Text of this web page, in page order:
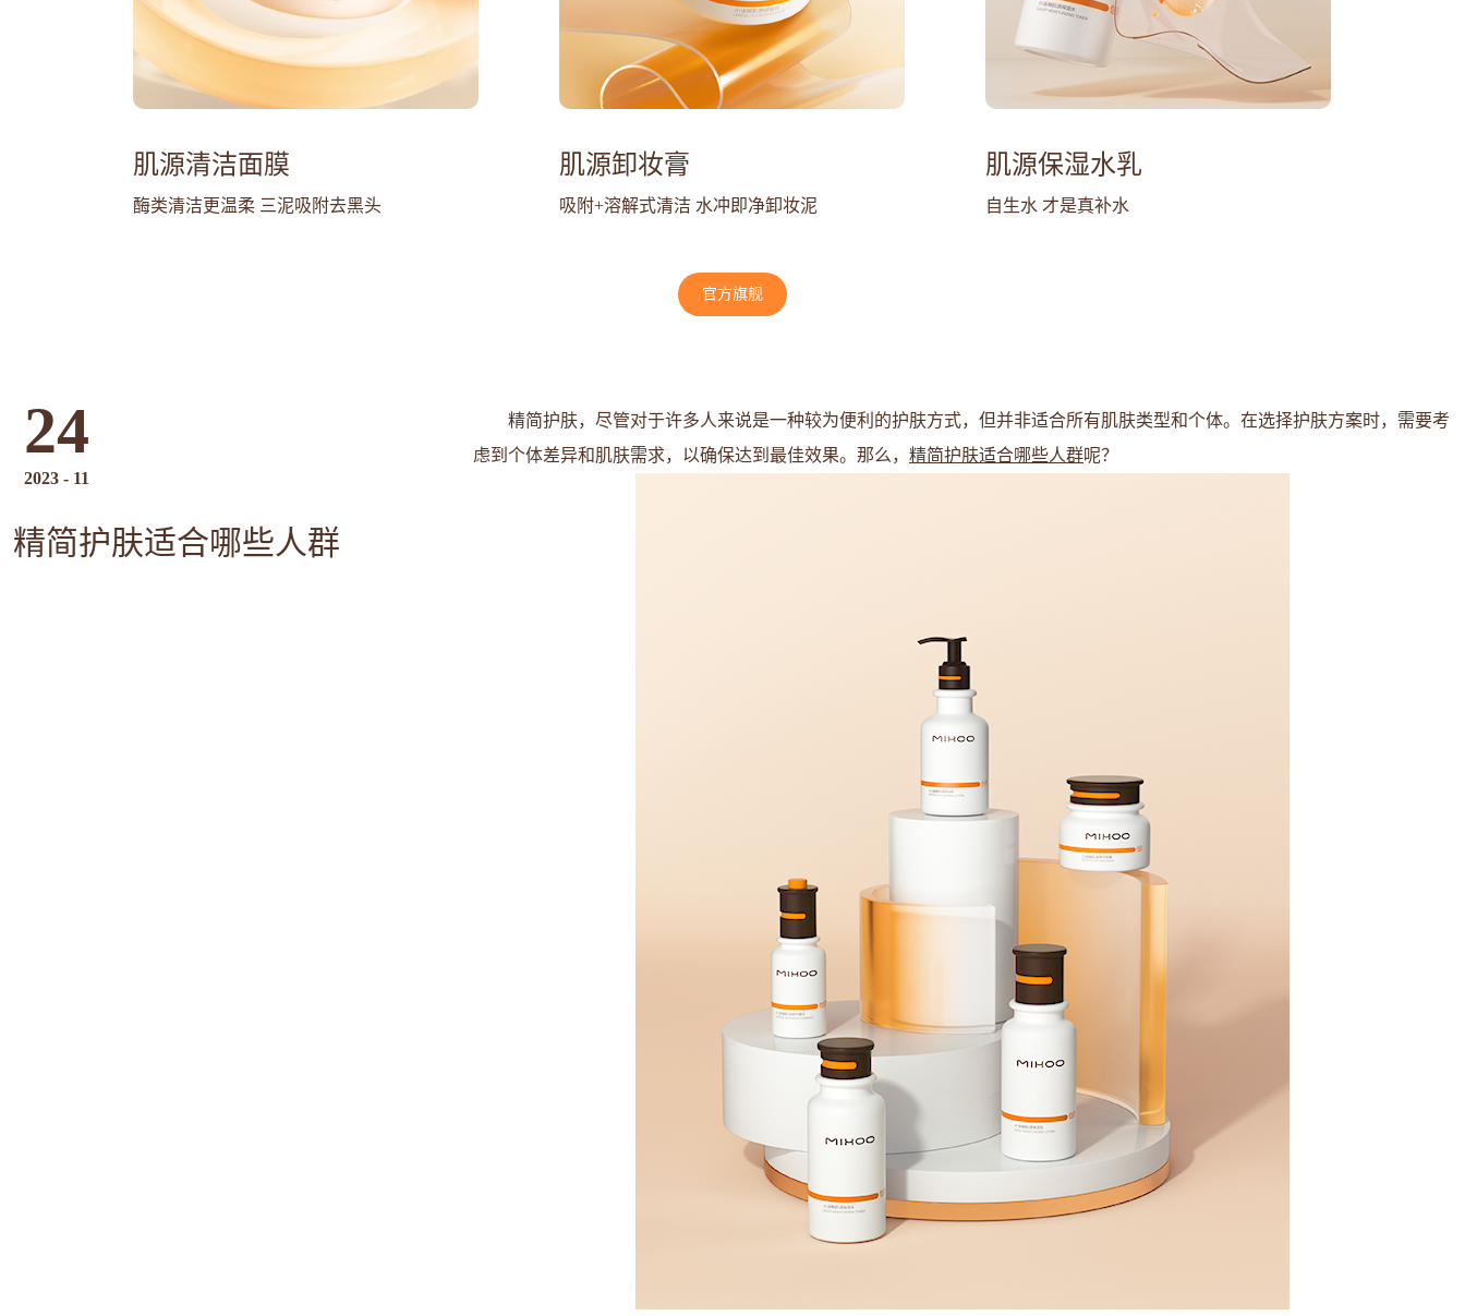
肌源清洁面膜
酶类清洁更温柔 三泥吸附去黑头
肌源卸妆膏
吸附+溶解式清洁 水冲即净卸妆泥
肌源保湿水乳
自生水 才是真补水
官方旗舰
24
2023 - 11
精简护肤适合哪些人群
精简护肤，尽管对于许多人来说是一种较为便利的护肤方式，但并非适合所有肌肤类型和个体。在选择护肤方案时，需要考
虑到个体差异和肌肤需求，以确保达到最佳效果。那么， 精简护肤适合哪些人群呢？